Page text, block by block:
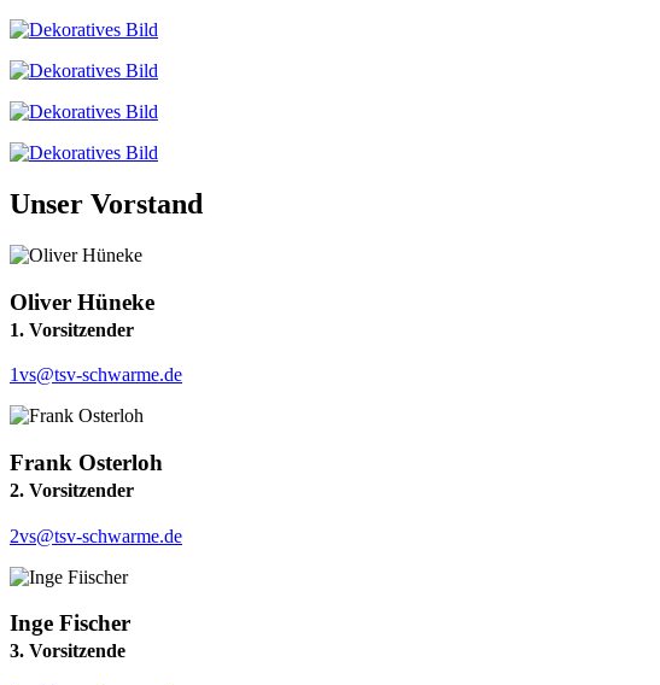
Unser Vorstand
Oliver Hüneke
1. Vorsitzender
1vs@tsv-schwarme.de
Frank Osterloh
2. Vorsitzender
2vs@tsv-schwarme.de
Inge Fischer
3. Vorsitzende